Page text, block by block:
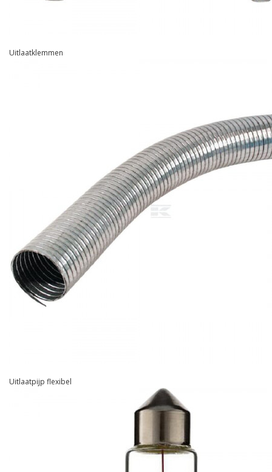
Uitlaatklemmen
Uitlaatpijp flexibel